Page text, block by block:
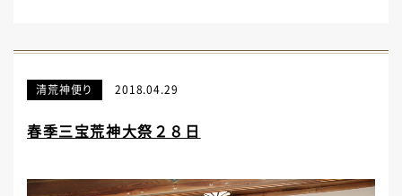
清荒神便り 2018.04.29
春季三宝荒神大祭２８日